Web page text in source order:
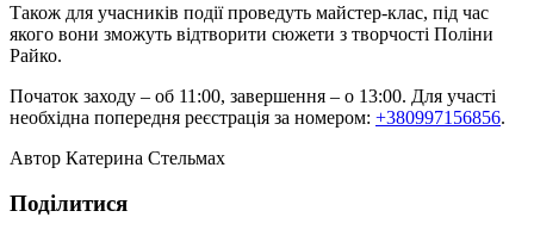
Також для учасників події проведуть майстер-клас, під час
якого вони зможуть відтворити сюжети з творчості Поліни
Райко.
Початок заходу – об 11:00, завершення – о 13:00. Для участі
необхідна попередня реєстрація за номером: +380997156856.
Автор Катерина Стельмах
Поділитися